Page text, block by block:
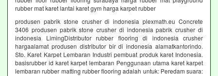
rubber mat karet lantai karet gym harga karpet rubber
produsen pabrik stone crusher di indonesia plexmath.eu Concrete
3406 produsen pabrik stone crusher di indonesia pabrik crusher di
indonesia LimingDistributor rubber flooring di indonesia crusher
hargaalamat produsen distributor bir di indonesia alamatkantorindo.
Sto. Karet Karpet Lembaran Industri pembuat produk karet Indonesia.
basisrubber id karet karpet lembaran Penggunaan utama karet karpet
lembaran rubber matting rubber flooring adalah untuk: Peredam suara: